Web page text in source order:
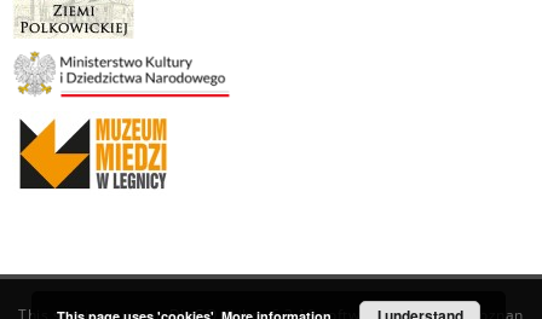
This service runs onDInGO dLibra 6.3.19software created by Poznan